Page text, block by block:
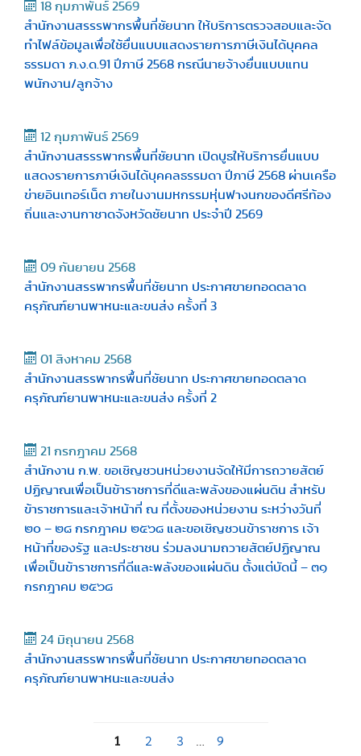
18 กุมภาพันธ์ 2569
สำนักงานสรรรพากรพื้นที่ชัยนาท ให้บริการตรวจสอบและจัด
ทำไฟล์ข้อมูลเพื่อใช้ยื่นแบบแสดงรายการภาษีเงินได้บุคคล
ธรรมดา ภ.ง.ด.91 ปีภาษี 2568 กรณีนายจ้างยื่นแบบแทน
พนักงาน/ลูกจ้าง
12 กุมภาพันธ์ 2569
สำนักงานสรรรพากรพื้นที่ชัยนาท เปิดบูธให้บริการยื่นแบบ
แสดงรายการภาษีเงินได้บุคคลธรรมดา ปีภาษี 2568 ผ่านเครือ
ข่ายอินเทอร์เน็ต ภายในงานมหกรรมหุ่นฟางนกของดีศรีท้อง
ถิ่นและงานกาชาดจังหวัดชัยนาท ประจำปี 2569
09 กันยายน 2568
สำนักงานสรรพากรพื้นที่ชัยนาท ประกาศขายทอดตลาด
ครุภัณฑ์ยานพาหนะและขนส่ง ครั้งที่ 3
01 สิงหาคม 2568
สำนักงานสรรพากรพื้นที่ชัยนาท ประกาศขายทอดตลาด
ครุภัณฑ์ยานพาหนะและขนส่ง ครั้งที่ 2
21 กรกฎาคม 2568
สำนักงาน ก.พ. ขอเชิญชวนหน่วยงานจัดให้มีการถวายสัตย์
ปฏิญาณเพื่อเป็นข้าราชการที่ดีและพลังของแผ่นดิน สำหรับ
ข้าราชการและเจ้าหน้าที่ ณ ที่ตั้งของหน่วยงาน ระหว่างวันที่
๒๐ – ๒๘ กรกฎาคม ๒๕๖๘ และขอเชิญชวนข้าราชการ เจ้า
หน้าที่ของรัฐ และประชาชน ร่วมลงนามถวายสัตย์ปฏิญาณ
เพื่อเป็นข้าราชการที่ดีและพลังของแผ่นดิน ตั้งแต่บัดนี้ – ๓๑
กรกฎาคม ๒๕๖๘
24 มิถุนายน 2568
สำนักงานสรรพากรพื้นที่ชัยนาท ประกาศขายทอดตลาด
ครุภัณฑ์ยานพาหนะและขนส่ง
1 2 3 9